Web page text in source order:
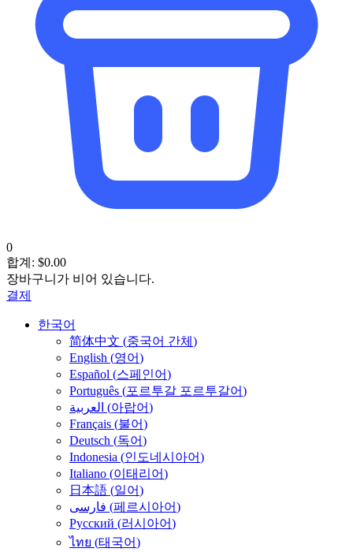
0
합계: $0.00
장바구니가 비어 있습니다.
결제
한국어
简体中文 (중국어 간체 )
English (영어)
Español (스페인어)
Português (포르투갈 포르투갈어)
العربية (아랍어)
Français (불어)
Deutsch (독어)
Indonesia (인도네시아어)
Italiano (이태리어)
日本語 (일어)
فارسی (페르시아어)
Русский (러시아어)
ไทย (태국어)